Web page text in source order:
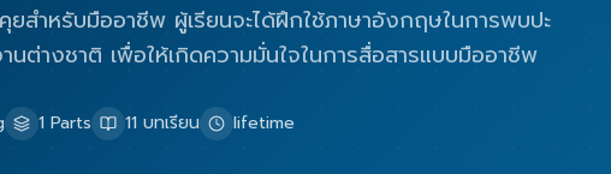
สำหรับมืออาชีพ ผู้เรียนจะได้ฝึกใช้ภาษาอังกฤษในการพบปะ
ต่างชาติ เพื่อให้เกิดความมั่นใจในการสื่อสารแบบมืออาชีพ
1 Parts 11 บทเรียน lifetime